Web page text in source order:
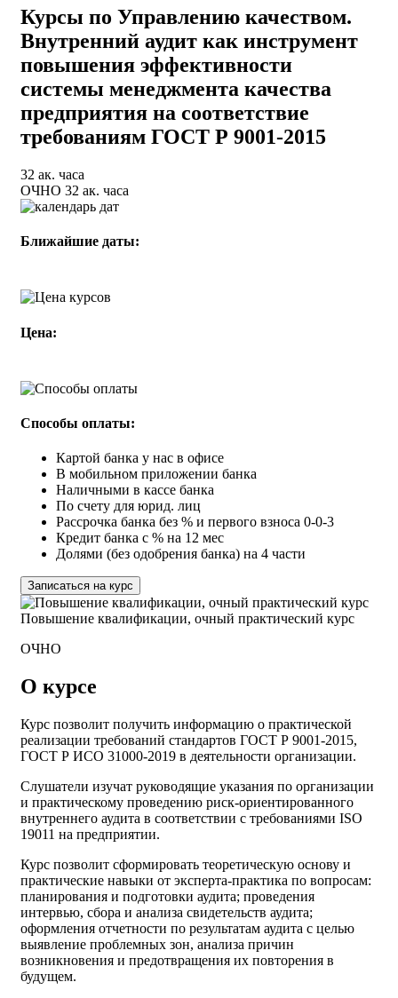
Курсы по Управлению качеством.
Внутренний аудит как инструмент
повышения эффективности
системы менеджмента качества
предприятия на соответствие
требованиям ГОСТ Р 9001-2015
32 ак. часа
ОЧНО 32 ак. часа
Ближайшие даты:
Цена:
Способы оплаты:
Картой банка у нас в офисе
В мобильном приложении банка
Наличными в кассе банка
По счету для юрид. лиц
Рассрочка банка без % и первого взноса 0-0-3
Кредит банка с % на 12 мес
Долями (без одобрения банка) на 4 части
Записаться на курс
Повышение квалификации, очный практический курс
ОЧНО
О курсе
Курс позволит получить информацию о практической
реализации требований стандартов ГОСТ Р 9001-2015,
ГОСТ Р ИСО 31000-2019 в деятельности организации.
Слушатели изучат руководящие указания по организации
и практическому проведению риск-ориентированного
внутреннего аудита в соответствии с требованиями ISO
19011 на предприятии.
Курс позволит сформировать теоретическую основу и
практические навыки от эксперта-практика по вопросам:
планирования и подготовки аудита; проведения
интервью, сбора и анализа свидетельств аудита;
оформления отчетности по результатам аудита с целью
выявление проблемных зон, анализа причин
возникновения и предотвращения их повторения в
будущем.